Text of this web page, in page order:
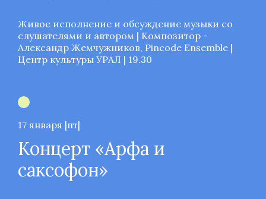
Живое исполнение и обсуждение музыки со
слушателями и автором | Композитор -
Александр Жемчужников, Pincode Ensemble |
Центр культуры УРАЛ | 19.30
17 января |пт|
Концерт «Арфа и
саксофон»